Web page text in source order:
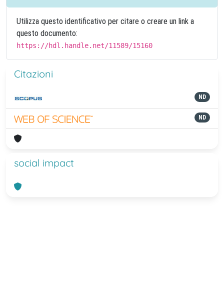
Utilizza questo identificativo per citare o creare un link a
questo documento:
https://hdl.handle.net/11589/15160
Citazioni
ND
ND
social impact